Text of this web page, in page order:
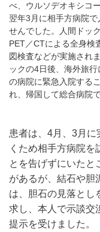
べ、ウルソデオキシコ
翌年3月に相手方病院
せんでした。人間ドッ
PET／CTによる全身検
図検査などが実施され
ックの4日後、海外旅
の病院に緊急入院する
れ、帰国して総合病院
患者は、4月、3月に
くため相手方病院を
とを告げずにいたと
があるが、結石や胆
は、胆石の見落とし
求し、本人で示談交
提示を受けました。